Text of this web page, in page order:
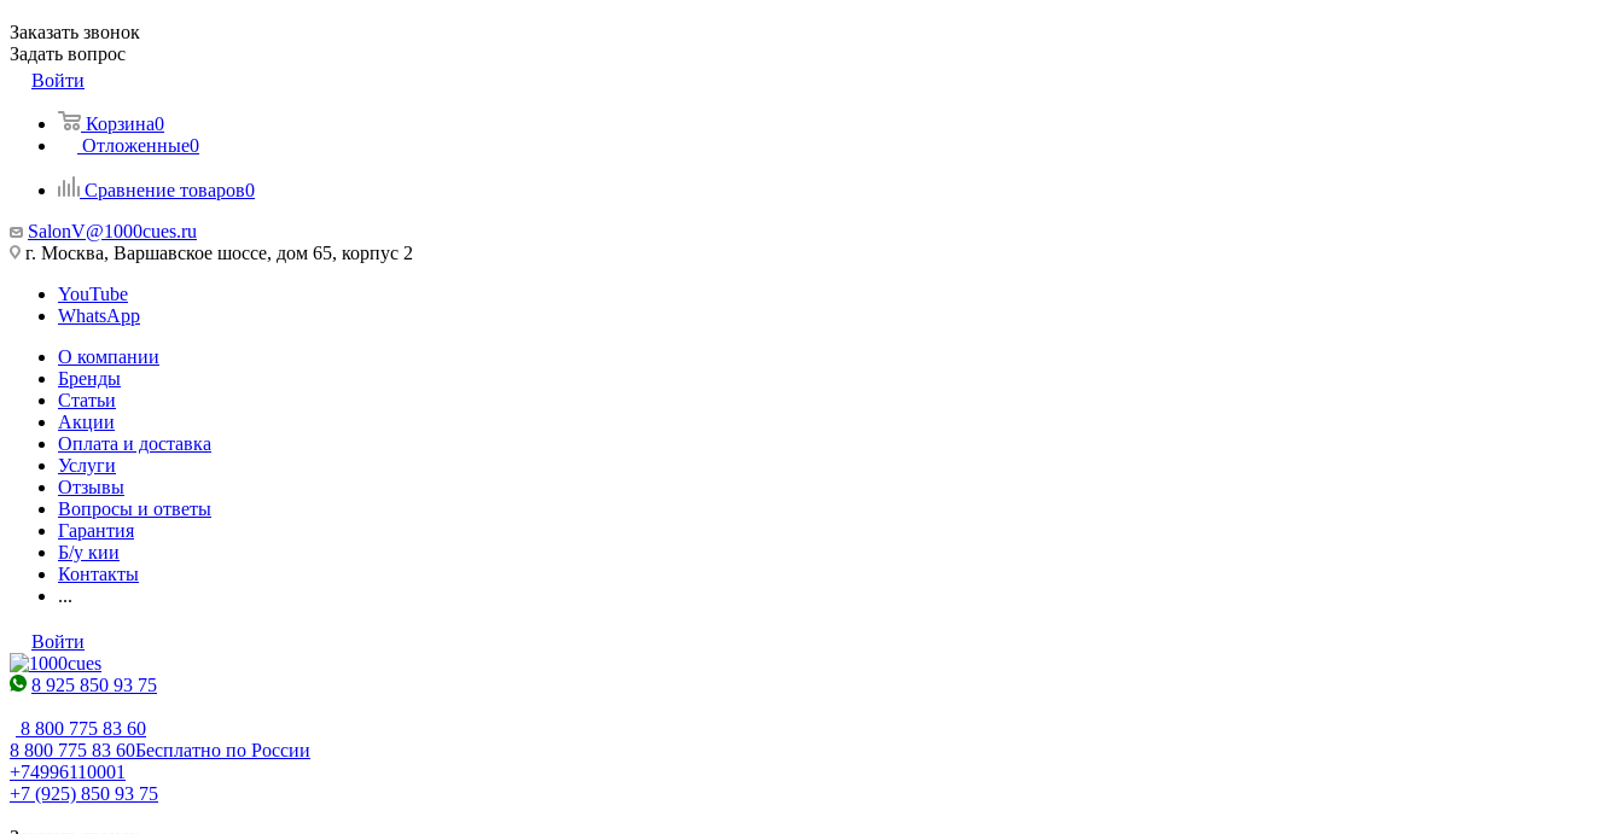
Заказать звонок
Задать вопрос
Войти
Корзина0
Отложенные0
Сравнение товаров0
SalonV@1000cues.ru
г. Москва, Варшавское шоссе, дом 65, корпус 2
YouTube
WhatsApp
О компании
Бренды
Статьи
Акции
Оплата и доставка
Услуги
Отзывы
Вопросы и ответы
Гарантия
Б/у кии
Контакты
...
Войти
8 925 850 93 75
8 800 775 83 60
8 800 775 83 60Бесплатно по России
+74996110001
+7 (925) 850 93 75